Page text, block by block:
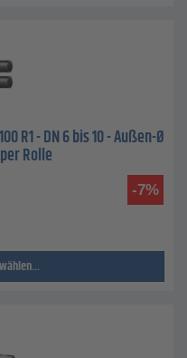
R1 - DN 6 bis 10 - Außen-Ø
Rolle
-7%